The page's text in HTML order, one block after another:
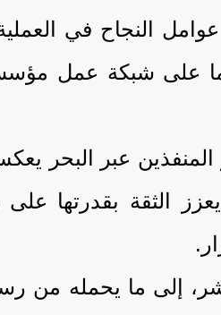
النجاح في
على شبكة عمل
عبر البحر
بقدرتها على
إلى ما يحمله